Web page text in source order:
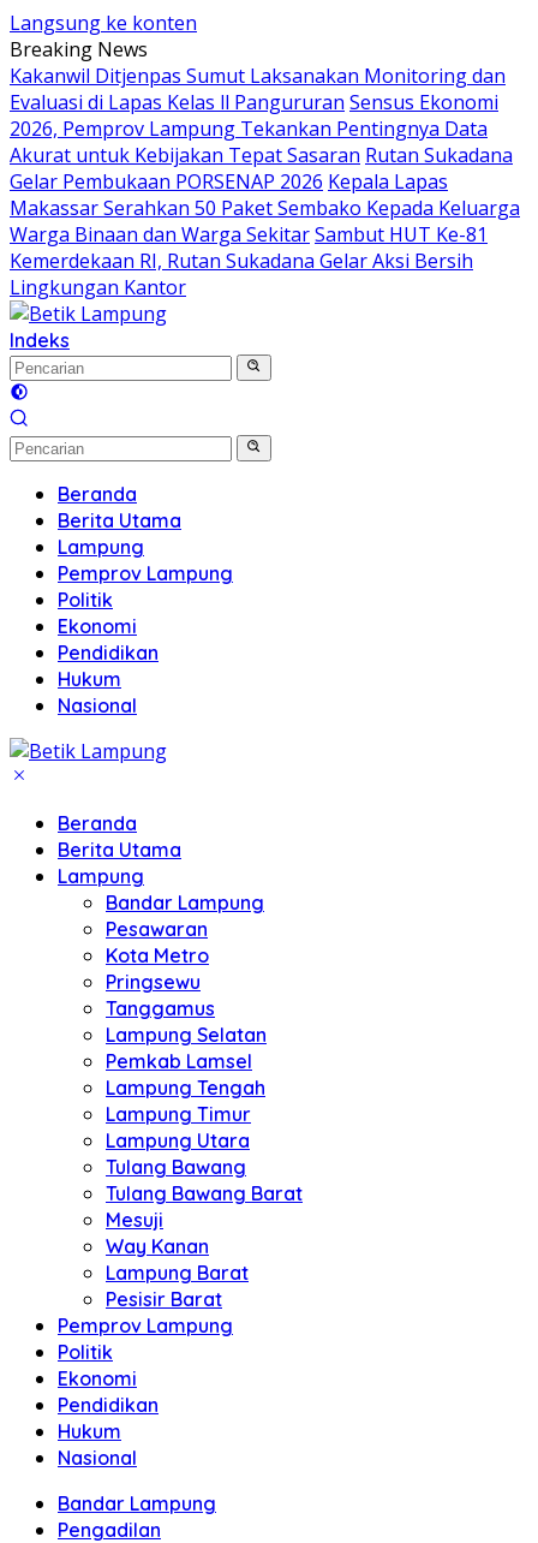
Langsung ke konten
Breaking News
Kakanwil Ditjenpas Sumut Laksanakan Monitoring dan
Evaluasi di Lapas Kelas ll Pangururan Sensus Ekonomi
2026, Pemprov Lampung Tekankan Pentingnya Data
Akurat untuk Kebijakan Tepat Sasaran Rutan Sukadana
Gelar Pembukaan PORSENAP 2026 Kepala Lapas
Makassar Serahkan 50 Paket Sembako Kepada Keluarga
Warga Binaan dan Warga SekitarSambut HUT Ke-81
Kemerdekaan RI, Rutan Sukadana Gelar Aksi Bersih
Lingkungan Kantor
Indeks
Beranda
Berita Utama
Lampung
Pemprov Lampung
Politik
Ekonomi
Pendidikan
Hukum
Nasional
Beranda
Berita Utama
Lampung
Bandar Lampung
Pesawaran
Kota Metro
Pringsewu
Tanggamus
Lampung Selatan
Pemkab Lamsel
Lampung Tengah
Lampung Timur
Lampung Utara
Tulang Bawang
Tulang Bawang Barat
Mesuji
Way Kanan
Lampung Barat
Pesisir Barat
Pemprov Lampung
Politik
Ekonomi
Pendidikan
Hukum
Nasional
Bandar Lampung
Pengadilan